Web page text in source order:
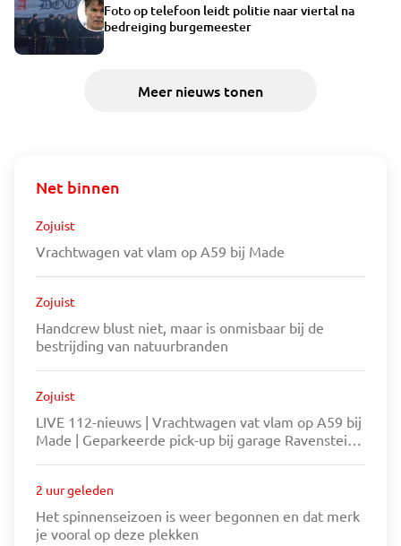
Foto op telefoon leidt politie naar viertal na
bedreiging burgemeester
Meer nieuws tonen
Net binnen
Zojuist
Vrachtwagen vat vlam op A59 bij Made
Zojuist
Handcrew blust niet, maar is onmisbaar bij de
bestrijding van natuurbranden
Zojuist
LIVE 112-nieuws | Vrachtwagen vat vlam op A59 bij
Made | Geparkeerde pick-up bij garage Ravenstein
2 uur geleden
Het spinnenseizoen is weer begonnen en dat merk
je vooral op deze plekken